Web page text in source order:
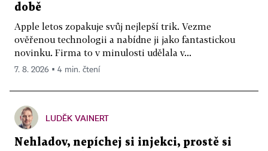
době
Apple letos zopakuje svůj nejlepší trik. Vezme
ověřenou technologii a nabídne ji jako fantastickou
novinku. Firma to v minulosti udělala v...
7. 8. 2026 ▪ 4 min. čtení
LUDĚK VAINERT
Nehladov, nepíchej si injekci, prostě si